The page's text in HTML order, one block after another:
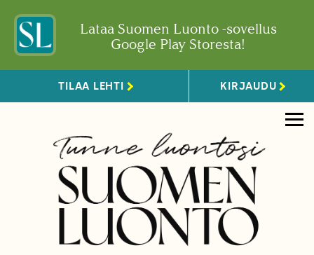
Lataa Suomen Luonto -sovellus
Google Play Storesta!
TILAA LEHTI KIRJAUDU